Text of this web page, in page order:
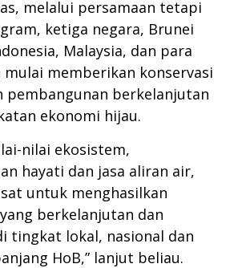
melalui persamaan tetapi
ketiga negara, Brunei
Malaysia, dan para
memberikan konservasi
pembangunan berkelanjutan
ekonomi hijau.
nilai ekosistem,
hayati dan jasa aliran air,
untuk menghasilkan
berkelanjutan dan
tingkat lokal, nasional dan
HoB,” lanjut beliau.